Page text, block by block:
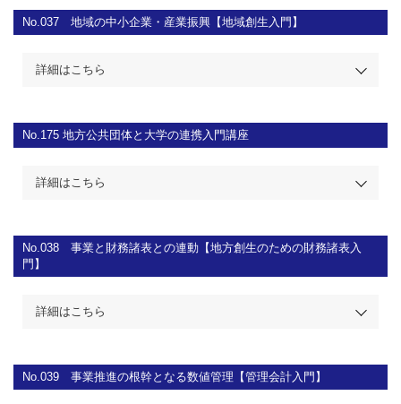
No.037 地域の中小企業・産業振興【地域創生入門】
詳細はこちら
No.175 地方公共団体と大学の連携入門講座
詳細はこちら
No.038 事業と財務諸表との連動【地方創生のための財務諸表入
門】
詳細はこちら
No.039 事業推進の根幹となる数値管理【管理会計入門】